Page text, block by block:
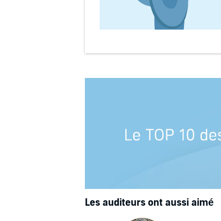
Les auditeurs ont aussi aimé